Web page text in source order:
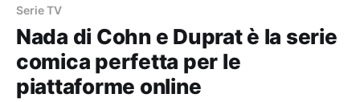
Serie TV
Nada di Cohn e Duprat è la serie
comica perfetta per le
piattaforme online